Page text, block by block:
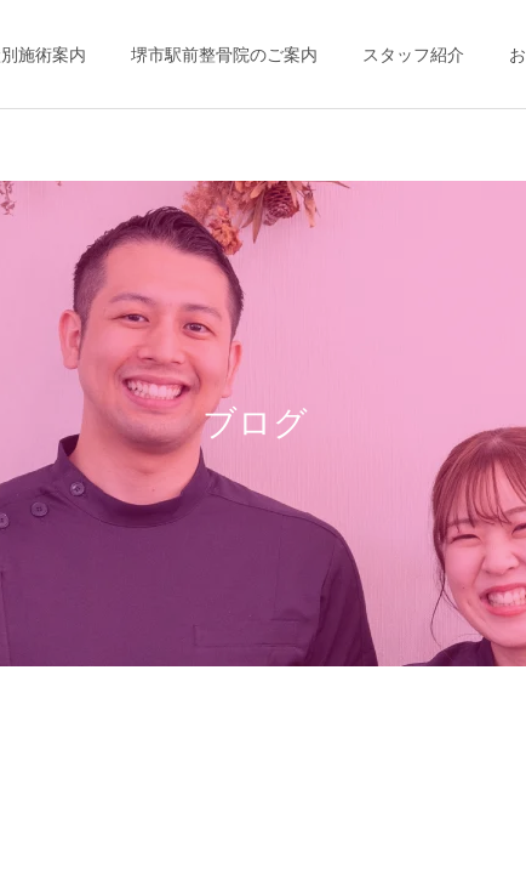
施術案内 堺市駅前整骨院のご案内 スタッフ紹介
ブログ